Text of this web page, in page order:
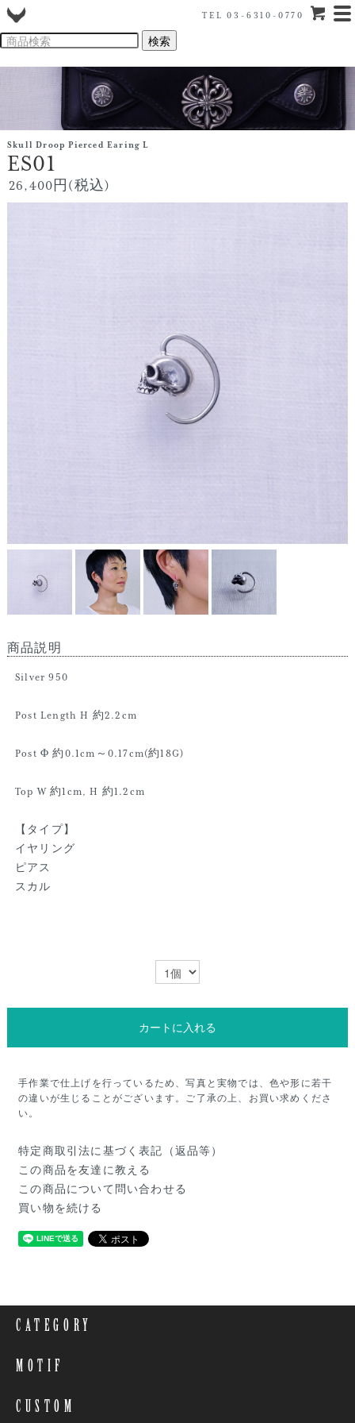
TEL 03-6310-0770
Skull Droop Pierced Earing L
ES01
26,400円(税込)
商品説明
Silver 950
Post Length H 約2.2cm
Post Φ 約0.1cm～0.17cm(約18G)
Top W 約1cm, H 約1.2cm
【タイプ】
イヤリング
ピアス
スカル
カートに入れる
手作業で仕上げを行っているため、写真と実物では、色や形に若干
の違いが生じることがございます。ご了承の上、お買い求めくださ
い。
特定商取引法に基づく表記（返品等）
この商品を友達に教える
この商品について問い合わせる
買い物を続ける
CATEGORY
MOTIF
CUSTOM